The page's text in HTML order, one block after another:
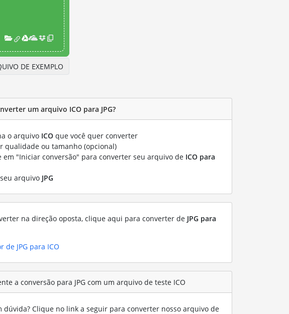
DE EXEMPLO
um arquivo ICO para JPG?
o arquivo ICO que você quer converter
qualidade ou tamanho (opcional)
em "Iniciar conversão" para converter seu arquivo de ICO para
arquivo JPG
na direção oposta, clique aqui para converter de JPG para
de JPG para ICO
a conversão para JPG com um arquivo de teste ICO
dúvida? Clique no link a seguir para converter nosso arquivo de